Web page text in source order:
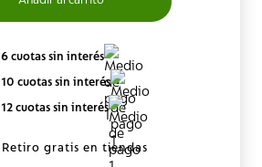
6 cuotas sin interés
10 cuotas sin interés
12 cuotas sin interés
Retiro gratis en tiendas